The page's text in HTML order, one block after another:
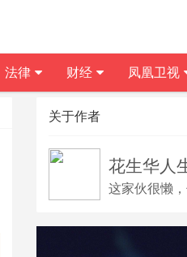
关于作者
花生华人
这家伙很懒
法律 财经 凤凰卫视